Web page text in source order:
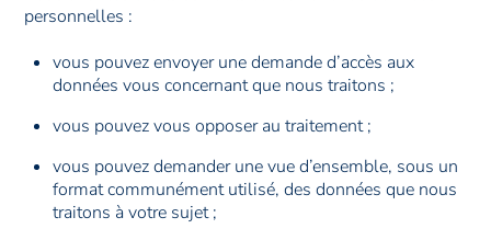
personnelles :
vous pouvez envoyer une demande d’accès aux
données vous concernant que nous traitons ;
vous pouvez vous opposer au traitement ;
vous pouvez demander une vue d’ensemble, sous un
format communément utilisé, des données que nous
traitons à votre sujet ;